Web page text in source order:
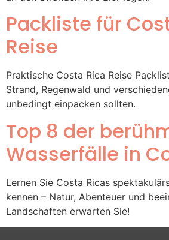
Packliste für
Reise
Praktische Costa Rica Reise
Strand, Regenwald und
unbedingt einpacken sollten.
Top 8 der
Wasserfälle in
Lernen Sie Costa Ricas
kennen – Natur, Abenteuer und
Landschaften erwarten Sie!